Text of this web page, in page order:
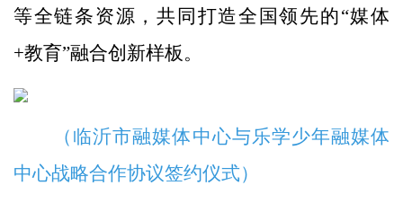
等全链条资源，共同打造全国领先的“媒体
+教育”融合创新样板。
（临沂市融媒体中心与乐学少年融媒体
中心战略合作协议签约仪式）